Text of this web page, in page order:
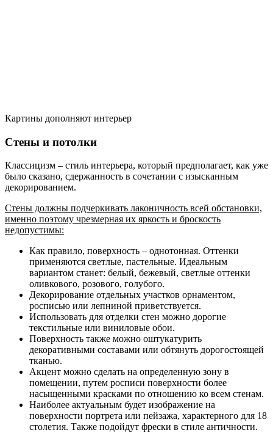
Картины дополняют интерьер
Стены и потолки
Классицизм – стиль интерьера, который предполагает, как уже
было сказано, сдержанность в сочетании с изысканным
декорированием.
Стены должны подчеркивать лаконичность всей обстановки,
именно поэтому чрезмерная их яркость и броскость
недопустимы:
Как правило, поверхность – однотонная. Оттенки
применяются светлые, пастельные. Идеальным
вариантом станет: белый, бежевый, светлые оттенки
оливкового, розового, голубого.
Декорирование отдельных участков орнаментом,
росписью или лепниной приветствуется.
Использовать для отделки стен можно дорогие
текстильные или виниловые обои.
Поверхность также можно оштукатурить
декоративными составами или обтянуть дорогостоящей
тканью.
Акцент можно сделать на определенную зону в
помещении, путем росписи поверхности более
насыщенными красками по отношению ко всем стенам.
Наиболее актуальным будет изображение на
поверхности портрета или пейзажа, характерного для 18
столетия. Также подойдут фрески в стиле античности.